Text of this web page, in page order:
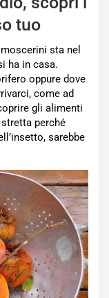
tuo
sta nel
ha in casa.
oppure dove
come ad
gli alimenti
perché
sarebbe